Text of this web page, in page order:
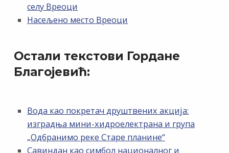
селу Вреоци
Насељено место Вреоци
Остали текстови Гордане
Благојевић:
Вода као покретач друштвених акција:
изградња мини-хидроелектрана и група
„Одбранимо реке Старе планине“
Савиндан као симбол националног и